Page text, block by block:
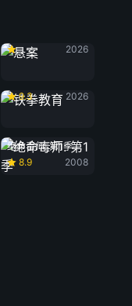
2026
9.3
2026
绝命毒师: 第1季
8.9
2008